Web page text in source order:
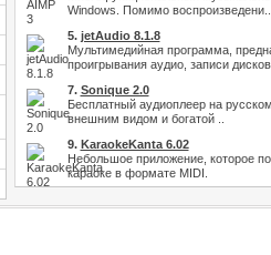
Windows. Помимо воспроизведени..
5. jetAudio 8.1.8
Мультимедийная программа,
проигрывания аудио, записи
7. Sonique 2.0
Бесплатный аудиоплеер на
внешним видом и богатой ..
9. KaraokeKanta 6.02
Небольшое приложение, которое
караоке в формате MIDI.